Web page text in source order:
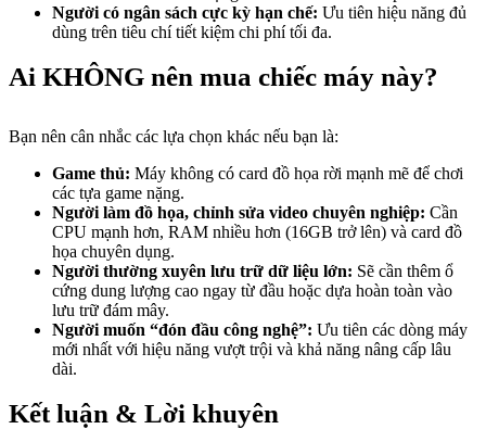
Người có ngân sách cực kỳ hạn chế: Ưu tiên hiệu năng đủ
dùng trên tiêu chí tiết kiệm chi phí tối đa.
Ai KHÔNG nên mua chiếc máy này?
Bạn nên cân nhắc các lựa chọn khác nếu bạn là:
Game thủ: Máy không có card đồ họa rời mạnh mẽ để chơi
các tựa game nặng.
Người làm đồ họa, chỉnh sửa video chuyên nghiệp: Cần
CPU mạnh hơn, RAM nhiều hơn (16GB trở lên) và card đồ
họa chuyên dụng.
Người thường xuyên lưu trữ dữ liệu lớn: Sẽ cần thêm ổ
cứng dung lượng cao ngay từ đầu hoặc dựa hoàn toàn vào
lưu trữ đám mây.
Người muốn “đón đầu công nghệ”: Ưu tiên các dòng máy
mới nhất với hiệu năng vượt trội và khả năng nâng cấp lâu
dài.
Kết luận & Lời khuyên